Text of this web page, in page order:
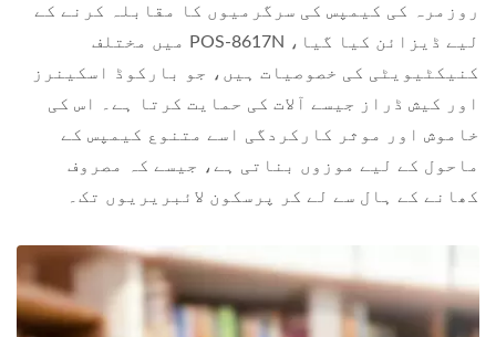
روزمرہ کی کیمپس کی سرگرمیوں کا مقابلہ کرنے کے
لیے ڈیزائن کیا گیا، POS-8617N میں مختلف
کنیکٹیویٹی کی خصوصیات ہیں، جو بارکوڈ اسکینرز
اور کیش ڈراز جیسے آلات کی حمایت کرتا ہے۔ اس کی
خاموش اور موثر کارکردگی اسے متنوع کیمپس کے
ماحول کے لیے موزوں بناتی ہے، جیسے کہ مصروف
کھانے کے ہال سے لے کر پرسکون لائبریریوں تک۔